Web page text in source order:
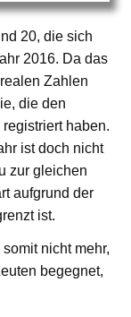
20, die sich
2016. Da das
Zahlen
die den
haben.
ist doch nicht
zur gleichen
aufgrund der
ist.
nicht mehr,
begegnet,